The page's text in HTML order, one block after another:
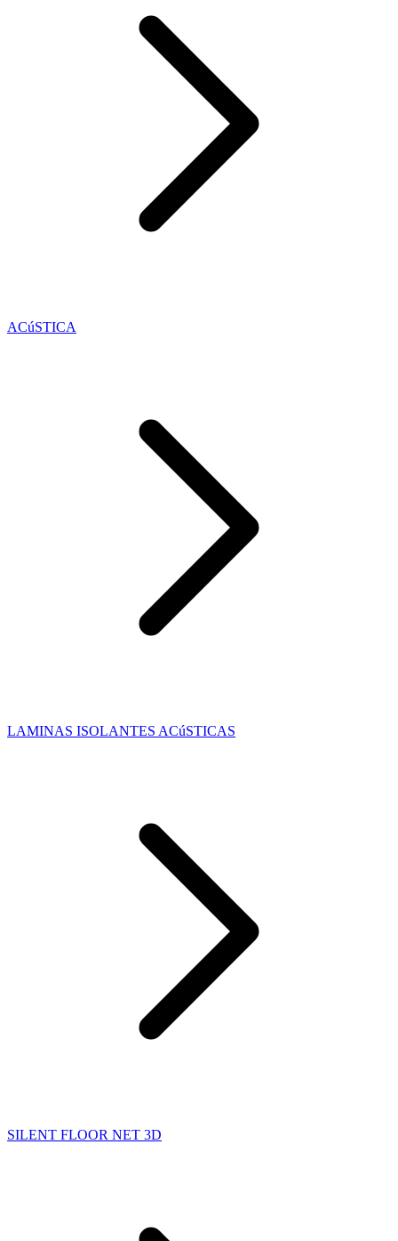
ACúSTICA
LAMINAS ISOLANTES ACúSTICAS
SILENT FLOOR NET 3D